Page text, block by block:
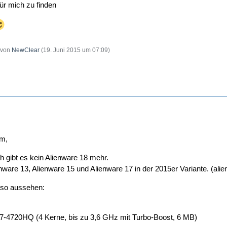
mich zu finden
NewClear (19. Juni 2015 um 07:09)
gibt es kein Alienware 18 mehr.
13, Alienware 15 und Alienware 17 in der 2015er Variante.
aussehen:
4720HQ (4 Kerne, bis zu 3,6 GHz mit Turbo-Boost, 6 MB)